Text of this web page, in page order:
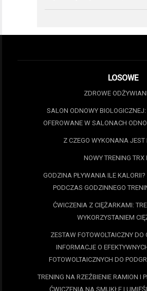
LOSOWE
ZDROWE
SALON ODNOWY
OFEROWANE W SALONACH
Z CZEGO WYKONANA JEST
NOWY TRENING TRX
GODZINA PŁYWANIA ILE KALORII?
PODCZAS GODZINNEGO
ĆWICZENIA Z CIĘŻARKAMI:
WYKORZYSTANIEM
ZESTAW FOTOWOLTAICZNY
INFORMACJE O
FOTOWOLTAICZNYCH DO
TRENING NA RZEŹBIENIE RAMION I
ĆWICZENIA NA SMUKŁE I